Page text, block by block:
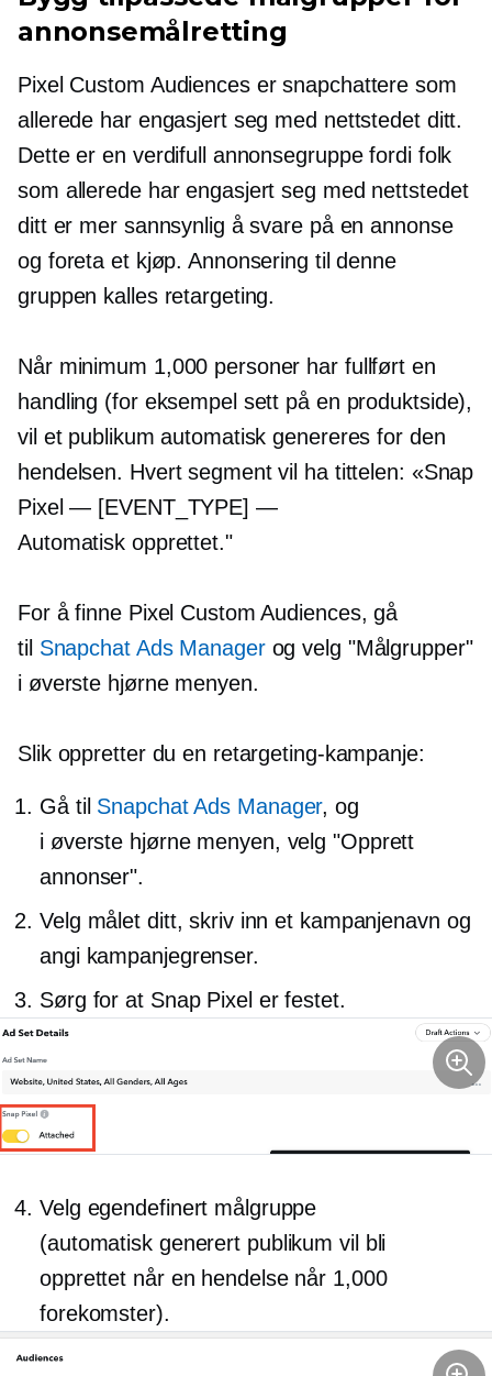
annonsemålretting
Pixel Custom Audiences er snapchattere som
allerede har engasjert seg med nettstedet ditt.
Dette er en verdifull annonsegruppe fordi folk
som allerede har engasjert seg med nettstedet
ditt er mer sannsynlig å svare på en annonse
og foreta et kjøp. Annonsering til denne
gruppen kalles retargeting.
Når minimum 1,000 personer har fullført en
handling (for eksempel sett på en produktside),
vil et publikum automatisk genereres for den
hendelsen. Hvert segment vil ha tittelen: «Snap
Pixel — [EVENT_TYPE] —
Automatisk opprettet."
For å finne Pixel Custom Audiences, gå
til Snapchat Ads Managerog velg "Målgrupper"
i øverste hjørnemenyen.
Slik oppretter du en retargeting-kampanje:
Gå til Snapchat Ads Manager, og
i øverste hjørnemenyen, velg "Opprett
annonser".
Velg målet ditt, skriv inn et kampanjenavn og
angi kampanjegrenser.
Sørg for at Snap Pixel er festet.
Velg egendefinert målgruppe
(automatisk generert publikum vil bli
opprettet når en hendelse når 1,000
forekomster).